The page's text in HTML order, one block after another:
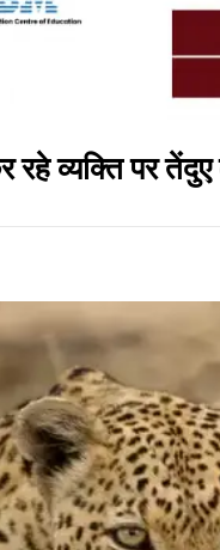
व्यक्ति पर तेंदुए